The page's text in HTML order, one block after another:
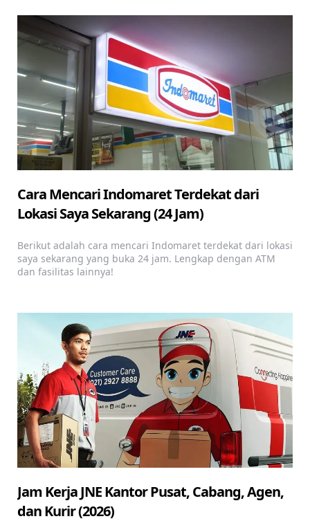
Cara Mencari Indomaret Terdekat dari
Lokasi Saya Sekarang (24 Jam)
Berikut adalah cara mencari Indomaret terdekat dari lokasi
saya sekarang yang buka 24 jam. Lengkap dengan ATM
dan fasilitas lainnya!
Jam Kerja JNE Kantor Pusat, Cabang, Agen,
dan Kurir (2026)